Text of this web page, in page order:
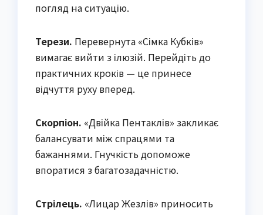
погляд на ситуацію.
Терези. Перевернута «Сімка Кубків»
вимагає вийти з ілюзій. Перейдіть до
практичних кроків — це принесе
відчуття руху вперед.
Скорпіон. «Двійка Пентаклів» закликає
балансувати між спрацями та
бажаннями. Гнучкість допоможе
впоратися з багатозадачністю.
Стрілець. «Лицар Жезлів» приносить